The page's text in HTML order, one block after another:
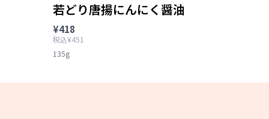
若どり唐揚にんにく醤油
¥418
税込¥451
135g